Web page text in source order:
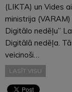
(LIKTA) un Vides
ministrija
Digitālo nedēļu”
Digitālā nedēļa.
veicinoši…
LASĪT VISU